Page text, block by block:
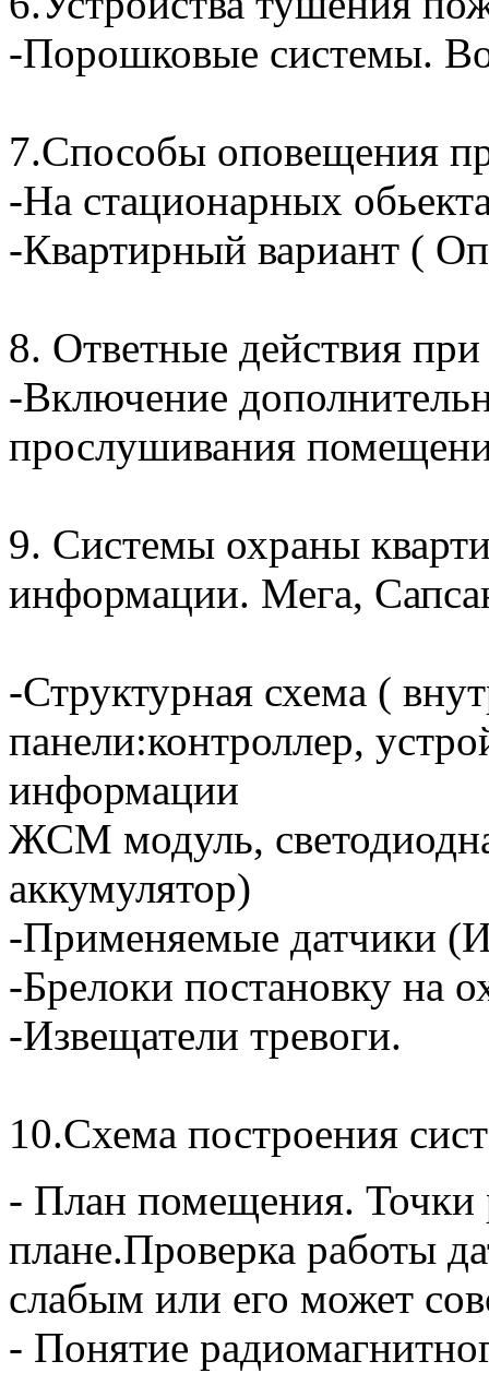
-Порошковые системы.
7.Способы оповещения
-На стационарных
-Квартирный вариант (
8. Ответные действия
-Включение
прослушивания
9. Системы охраны
информации. Мега,
-Структурная схема (
панели:контроллер,
информации
ЖСМ модуль,
аккумулятор)
-Применяемые датчики
-Брелоки постановку на
-Извещатели тревоги.
10.Схема построения
- План помещения. Точки
плане.Проверка работы
слабым или его может
- Понятие